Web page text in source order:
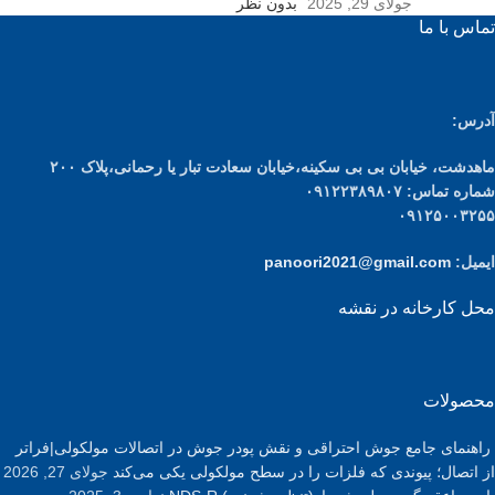
تماس با ما
آدرس:
ماهدشت، خیابان بی بی سکینه،خیابان سعادت تبار یا رحمانی،پلاک ۲۰۰
شماره تماس: ۰۹۱۲۲۳۸۹۸۰۷
۰۹۱۲۵۰۰۳۲۵۵
ایمیل: panoori2021@gmail.com
محل کارخانه در نقشه
محصولات
راهنمای جامع جوش احتراقی و نقش پودر جوش در اتصالات مولکولی|فراتر
از اتصال؛ پیوندی که فلزات را در سطح مولکولی یکی می‌کند جولای 27, 2026